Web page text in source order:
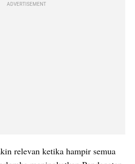
ADVERTISEMENT
relevan ketika hampir semua